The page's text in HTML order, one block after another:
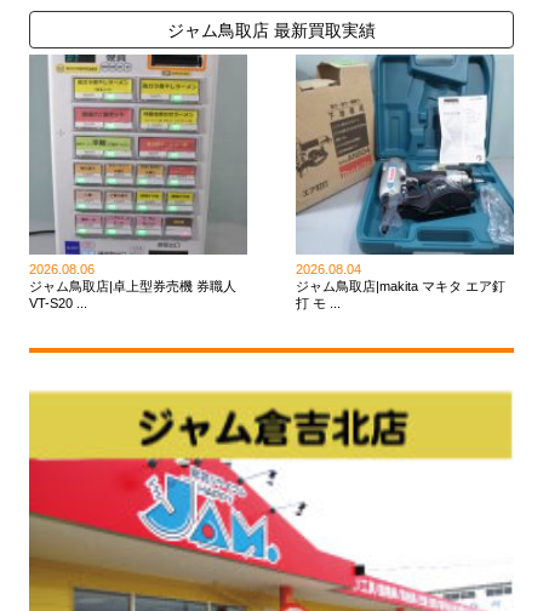
ジャム鳥取店 最新買取実績
2026.08.06
ジャム鳥取店|卓上型券売機 券職人
VT-S20 ...
2026.08.04
ジャム鳥取店|makita マキタ エア釘
打 モ ...